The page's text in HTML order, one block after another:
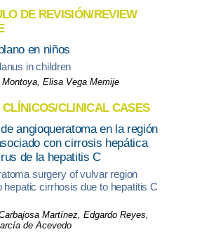
DE REVISIÓN/REVIEW
en niños
in children
Elisa Vega Memije
CLINICAL CASES
angioqueratoma en la región
con cirrosis hepática
de la hepatitis C
surgery of vulvar region
hepatic cirrhosis due to hepatitis C
Martínez, Edgardo Reyes,
de Acevedo